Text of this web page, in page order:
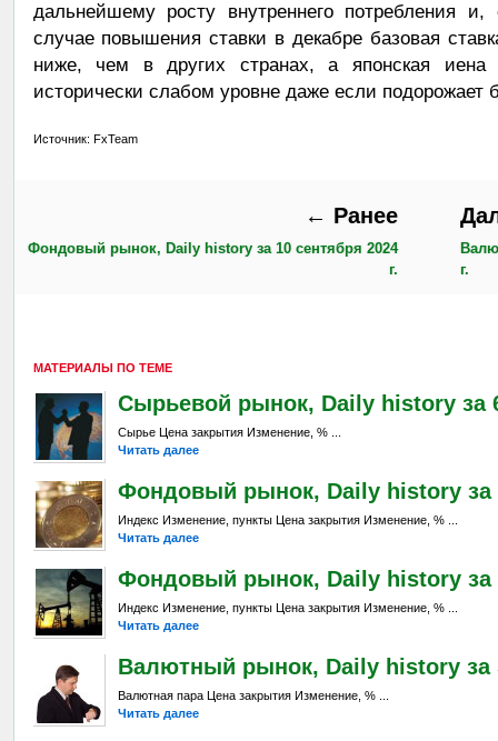
дальнейшему росту внутреннего потребления
случае повышения ставки в декабре базовая
ниже, чем в других странах, а японская иена
исторически слабом уровне даже если подорожает
Источник: FxTeam
← Ранее
Фондовый рынок, Daily history за 10 сентября 2024
г.
г.
МАТЕРИАЛЫ ПО ТЕМЕ
Сырьевой рынок, Daily history за 6
Сырье Цена закрытия Изменение, % ...
Читать далее
Фондовый рынок, Daily history за
Индекс Изменение, пункты Цена закрытия Изменение, % ...
Читать далее
Фондовый рынок, Daily history за
Индекс Изменение, пункты Цена закрытия Изменение, % ...
Читать далее
Валютный рынок, Daily history за
Валютная пара Цена закрытия Изменение, % ...
Читать далее